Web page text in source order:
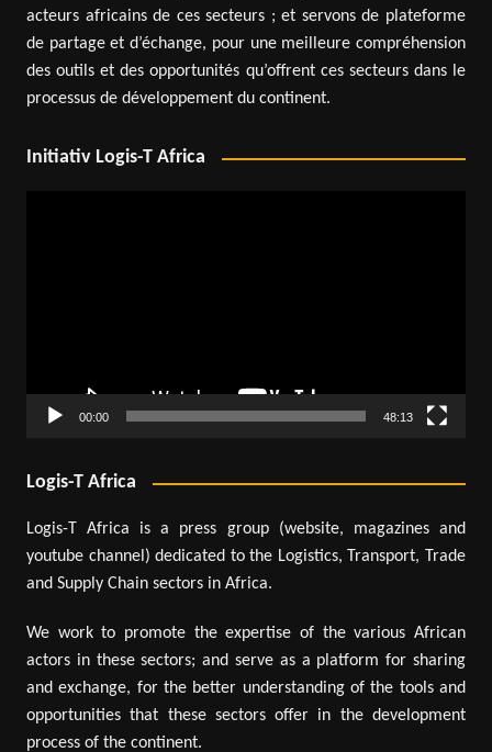
acteurs africains de ces secteurs ; et servons de plateforme
de partage et d’échange, pour une meilleure compréhension
des outils et des opportunités qu’offrent ces secteurs dans le
processus de développement du continent.
Initiativ Logis-T Africa
00:00 48:13
Logis-T Africa
Logis-T Africa is a press group (website, magazines and
youtube channel) dedicated to the Logistics, Transport, Trade
and Supply Chain sectors in Africa.
We work to promote the expertise of the various African
actors in these sectors; and serve as a platform for sharing
and exchange, for the better understanding of the tools and
opportunities that these sectors offer in the development
process of the continent.